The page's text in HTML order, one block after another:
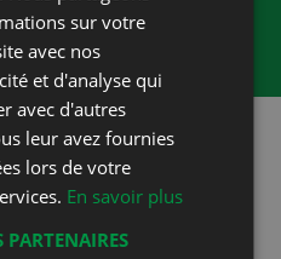
dès 10 pers.
sur votre
avec nos
et d'analyse qui
avec d'autres
leur avez fournies
lors de votre
En savoir plus
PARTENAIRES